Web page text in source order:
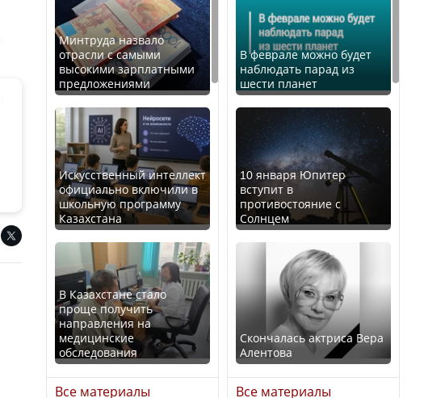
Минтруда назвало
отрасли с самыми
высокими зарплатными
предложениями
Искусственный интеллект
официально включили в
школьную программу
Казахстана
В Казахстане стало
проще получить
направления на
медицинские
обследования
Все материалы
В феврале можно будет
наблюдать парад из
шести планет
10 января Юпитер
вступит в
противостояние с
Солнцем
Скончалась актриса Вера
Алентова
Все материалы